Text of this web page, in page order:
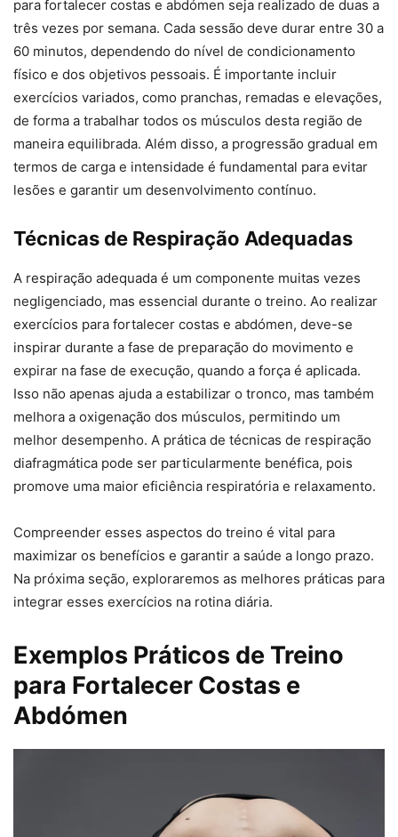
para fortalecer costas e abdómen seja realizado de duas a
três vezes por semana. Cada sessão deve durar entre 30 a
60 minutos, dependendo do nível de condicionamento
físico e dos objetivos pessoais. É importante incluir
exercícios variados, como pranchas, remadas e elevações,
de forma a trabalhar todos os músculos desta região de
maneira equilibrada. Além disso, a progressão gradual em
termos de carga e intensidade é fundamental para evitar
lesões e garantir um desenvolvimento contínuo.
Técnicas de Respiração Adequadas
A respiração adequada é um componente muitas vezes
negligenciado, mas essencial durante o treino. Ao realizar
exercícios para fortalecer costas e abdómen, deve-se
inspirar durante a fase de preparação do movimento e
expirar na fase de execução, quando a força é aplicada.
Isso não apenas ajuda a estabilizar o tronco, mas também
melhora a oxigenação dos músculos, permitindo um
melhor desempenho. A prática de técnicas de respiração
diafragmática pode ser particularmente benéfica, pois
promove uma maior eficiência respiratória e relaxamento.
Compreender esses aspectos do treino é vital para
maximizar os benefícios e garantir a saúde a longo prazo.
Na próxima seção, exploraremos as melhores práticas para
integrar esses exercícios na rotina diária.
Exemplos Práticos de Treino
para Fortalecer Costas e
Abdómen